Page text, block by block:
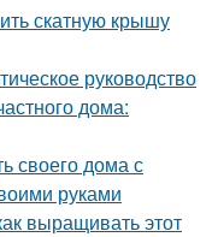
скатную крышу
руководство
дома:
своего дома с
руками
выращивать этот